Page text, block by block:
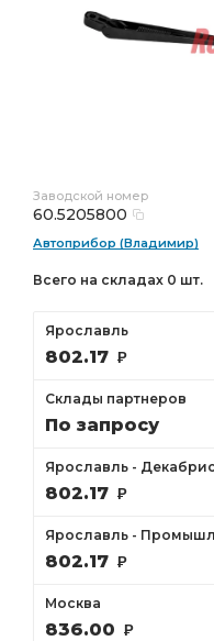
Заводской номер
60.5205800
Автоприбор (Владимир)
Всего на складах 0 шт.
Ярославль
802.17 Р
Склады партнеров
По запросу
Ярославль -
802.17 Р
Ярославль -
802.17 Р
Москва
836.00 Р